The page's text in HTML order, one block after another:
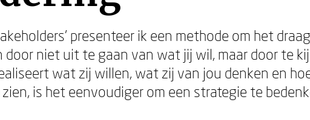
presenteer ik een methode om het
niet uit te gaan van wat jij wil, maar door te
wat zij willen, wat zij van jou denken en
is het eenvoudiger om een strategie te